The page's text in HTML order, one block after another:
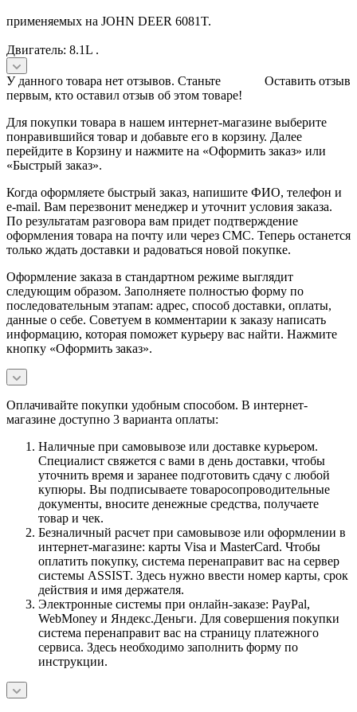
применяемых на JOHN DEER 6081T.
Двигатель: 8.1L .
Оставить отзыв
У данного товара нет отзывов. Станьте
первым, кто оставил отзыв об этом товаре!
Для покупки товара в нашем интернет-магазине выберите
понравившийся товар и добавьте его в корзину. Далее
перейдите в Корзину и нажмите на «Оформить заказ» или
«Быстрый заказ».
Когда оформляете быстрый заказ, напишите ФИО, телефон и
e-mail. Вам перезвонит менеджер и уточнит условия заказа.
По результатам разговора вам придет подтверждение
оформления товара на почту или через СМС. Теперь останется
только ждать доставки и радоваться новой покупке.
Оформление заказа в стандартном режиме выглядит
следующим образом. Заполняете полностью форму по
последовательным этапам: адрес, способ доставки, оплаты,
данные о себе. Советуем в комментарии к заказу написать
информацию, которая поможет курьеру вас найти. Нажмите
кнопку «Оформить заказ».
Оплачивайте покупки удобным способом. В интернет-
магазине доступно 3 варианта оплаты:
Наличные при самовывозе или доставке курьером.
Специалист свяжется с вами в день доставки, чтобы
уточнить время и заранее подготовить сдачу с любой
купюры. Вы подписываете товаросопроводительные
документы, вносите денежные средства, получаете
товар и чек.
Безналичный расчет при самовывозе или оформлении в
интернет-магазине: карты Visa и MasterCard. Чтобы
оплатить покупку, система перенаправит вас на сервер
системы ASSIST. Здесь нужно ввести номер карты, срок
действия и имя держателя.
Электронные системы при онлайн-заказе: PayPal,
WebMoney и Яндекс.Деньги. Для совершения покупки
система перенаправит вас на страницу платежного
сервиса. Здесь необходимо заполнить форму по
инструкции.